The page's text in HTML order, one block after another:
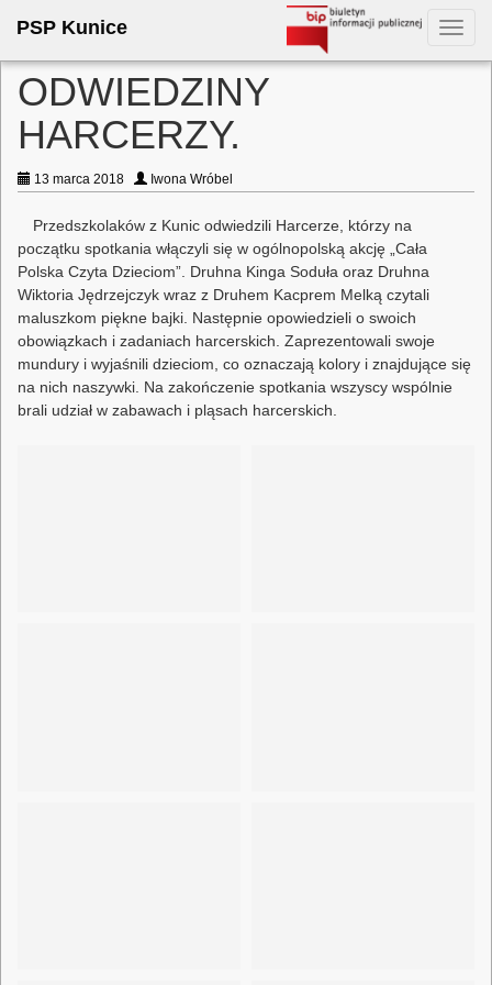
PSP Kunice
ODWIEDZINY
HARCERZY.
13 marca 2018 Iwona Wróbel
Przedszkolaków z Kunic odwiedzili Harcerze, którzy na
początku spotkania włączyli się w ogólnopolską akcję „Cała
Polska Czyta Dzieciom”. Druhna Kinga Soduła oraz Druhna
Wiktoria Jędrzejczyk wraz z Druhem Kacprem Melką czytali
maluszkom piękne bajki. Następnie opowiedzieli o swoich
obowiązkach i zadaniach harcerskich. Zaprezentowali swoje
mundury i wyjaśnili dzieciom, co oznaczają kolory i znajdujące się
na nich naszywki. Na zakończenie spotkania wszyscy wspólnie
brali udział w zabawach i pląsach harcerskich.